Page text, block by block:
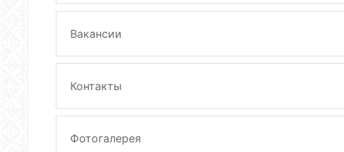
Вакансии
Контакты
Фотогалерея